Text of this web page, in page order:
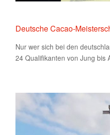
Deutsche Cacao-
Nur wer sich bei den
24 Qualifikanten von Jung bis